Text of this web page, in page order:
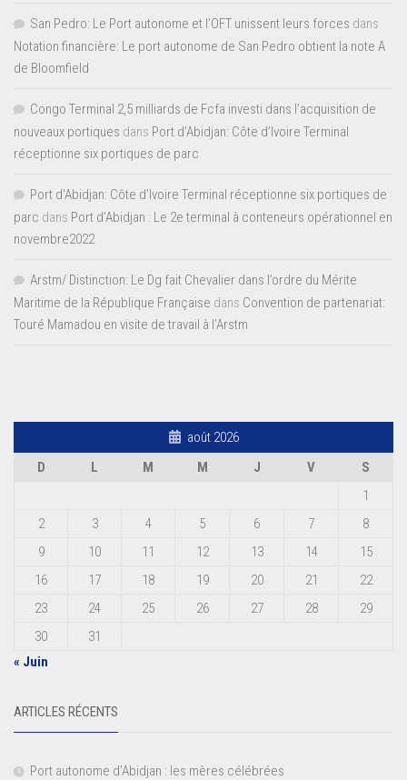
San Pedro: Le Port autonome et l’OFT unissent leurs forces dans
Notation financière: Le port autonome de San Pedro obtient la note A
de Bloomfield
Congo Terminal 2,5 milliards de Fcfa investi dans l’acquisition de
nouveaux portiques dans Port d’Abidjan: Côte d’Ivoire Terminal
réceptionne six portiques de parc
Port d'Abidjan: Côte d’Ivoire Terminal réceptionne six portiques de
parc dans Port d’Abidjan : Le 2e terminal à conteneurs opérationnel en
novembre2022
Arstm/ Distinction: Le Dg fait Chevalier dans l’ordre du Mérite
Maritime de la République Française dans Convention de partenariat:
Touré Mamadou en visite de travail à l’Arstm
août 2026
D
L M M J V
S
1
2
3 4 5 6 7
8
9
10 11 12 13 14
15
16
17 18 19 20 21
22
23
24 25 26 27 28
29
30
31
« Juin
ARTICLES RÉCENTS
Port autonome d’Abidjan : les mères célébrées